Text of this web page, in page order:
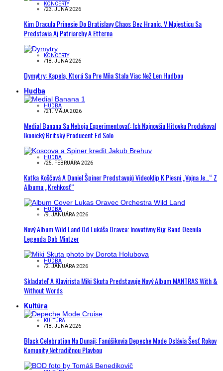
KONCERTY
/23. JÚNA 2026
Kim Dracula Prinesie Do Bratislavy Chaos Bez Hraníc. V Majesticu Sa
Predstavia Aj Patriarchy A Etterna
KONCERTY
/18. JÚNA 2026
Dymytry: Kapela, Ktorá Sa Pre Mňa Stala Viac Než Len Hudbou
Hudba
HUDBA
/21. MÁJA 2026
Medial Banana Sa Neboja Experimentovať: Ich Najnovšiu Hitovku Produkoval
Ikonický Britský Producent Ed Solo
HUDBA
/25. FEBRUÁRA 2026
Katka Koščová A Daniel Špiner Predstavujú Videoklip K Piesni „Vojna Je…“ Z
Albumu „Krehkosť“
HUDBA
/9. JANUÁRA 2026
Nový Album Wild Land Od Lukáša Oravca: Inovatívny Big Band Ocenila
Legenda Bob Mintzer
HUDBA
/2. JANUÁRA 2026
Skladateľ A Klavirista Miki Skuta Predstavuje Nový Album MANTRAS With &
Without Words
Kultúra
KULTÚRA
/18. JÚNA 2026
Black Celebration Na Dunaji: Fanúšikovia Depeche Mode Oslávia Šesť Rokov
Komunity Netradičnou Plavbou